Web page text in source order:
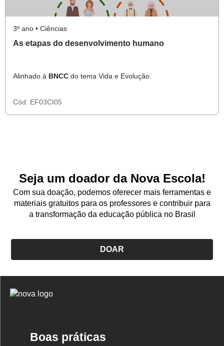
3º ano • Ciências
As etapas do desenvolvimento humano
Alinhado à BNCC do tema Vida e Evolução.
Cód: EF03CI05
Seja um doador da Nova Escola!
Com sua doação, podemos oferecer mais ferramentas e
materiais gratuitos para os professores e contribuir para
a transformação da educação pública no Brasil
DOAR
Logo
Boas práticas